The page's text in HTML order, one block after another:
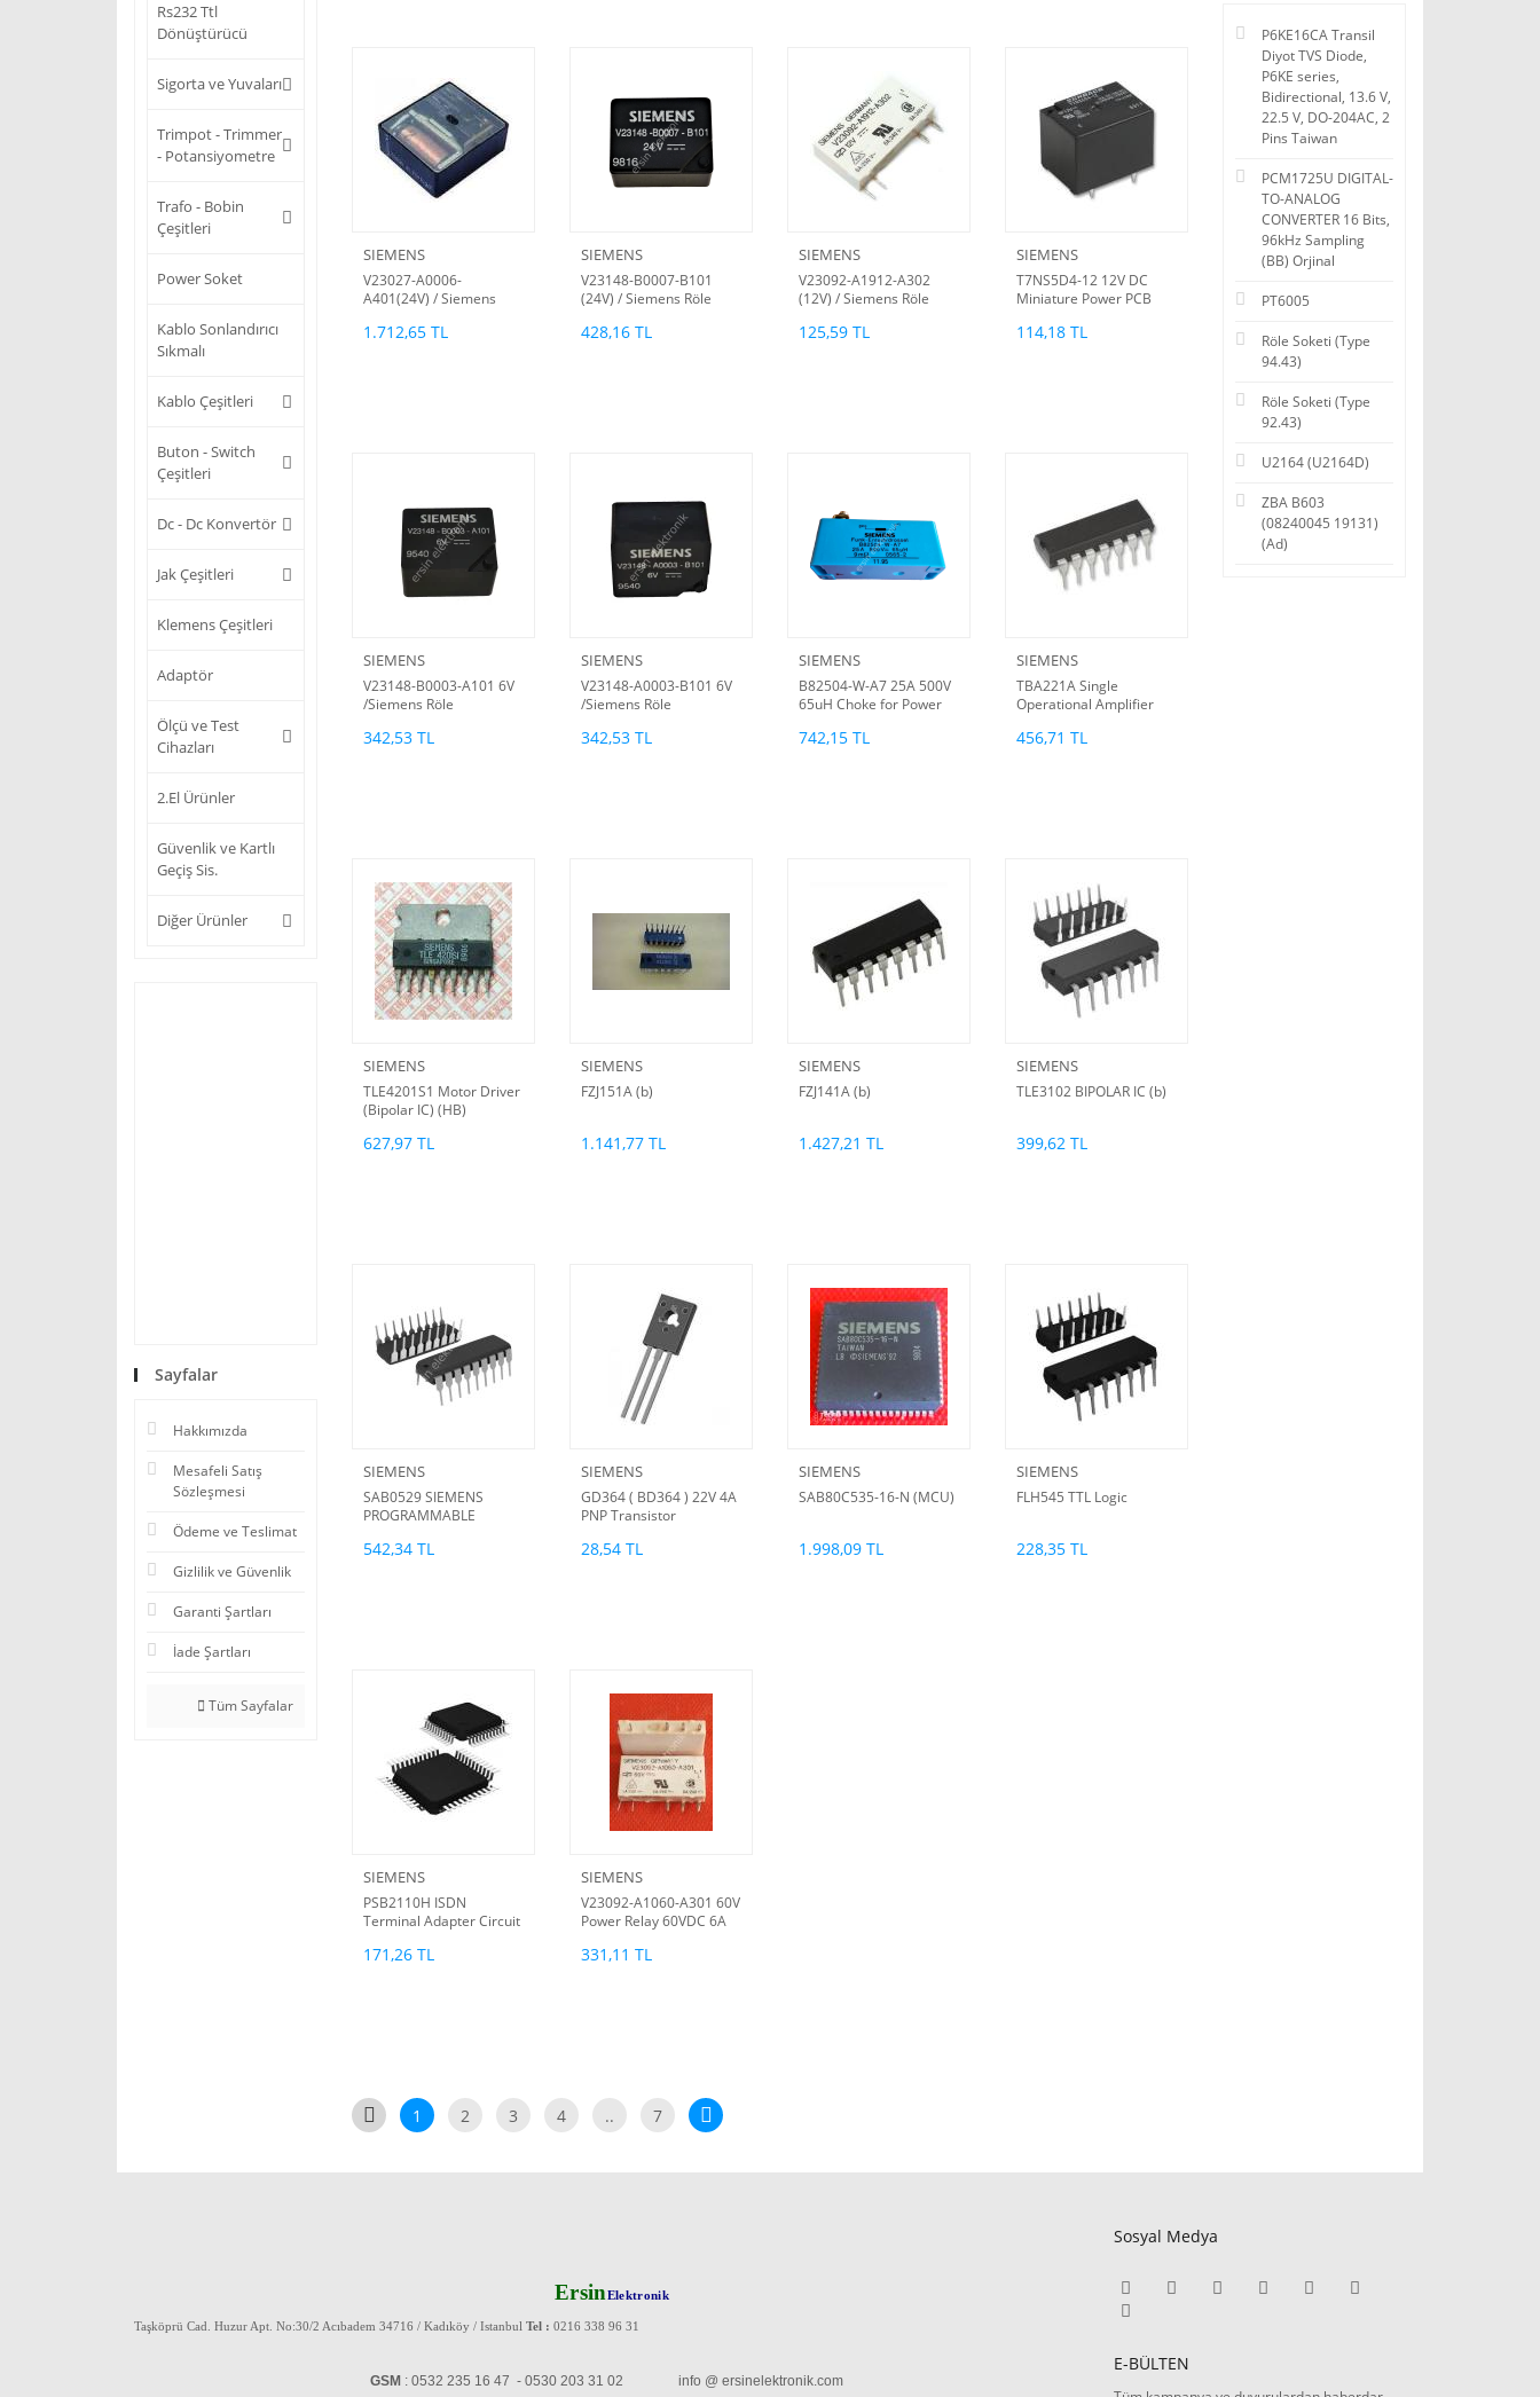
Rs232 Ttl
Dönüştürücü
Sigorta ve Yuvaları
Trimpot - Trimmer
- Potansiyometre
Trafo - Bobin
Çeşitleri
Power Soket
Kablo Sonlandırıcı
Sıkmalı
Kablo Çeşitleri
Buton - Switch
Çeşitleri
Dc - Dc Konvertör
Jak Çeşitleri
Klemens Çeşitleri
Adaptör
Ölçü ve Test
Cihazları
2.El Ürünler
Güvenlik ve Kartlı
Geçiş Sis.
Diğer Ürünler
Sayfalar
Hakkımızda
Mesafeli Satış
Sözleşmesi
Ödeme ve Teslimat
Gizlilik ve Güvenlik
Garanti Şartları
İade Şartları
Tüm Sayfalar
SIEMENS
V23027-A0006-
A401(24V) / Siemens
1.712,65 TL
SIEMENS
V23148-B0007-B101
(24V) / Siemens Röle
428,16 TL
SIEMENS
V23092-A1912-A302
(12V) / Siemens Röle
125,59 TL
SIEMENS
T7NS5D4-12 12V DC
Miniature Power PCB
114,18 TL
SIEMENS
V23148-B0003-A101 6V
/Siemens Röle
342,53 TL
SIEMENS
V23148-A0003-B101 6V
/Siemens Röle
342,53 TL
SIEMENS
B82504-W-A7 25A 500V
65uH Choke for Power
742,15 TL
SIEMENS
TBA221A Single
Operational Amplifier
456,71 TL
SIEMENS
TLE4201S1 Motor Driver
(Bipolar IC) (HB)
627,97 TL
SIEMENS
FZJ151A (b)
1.141,77 TL
SIEMENS
FZJ141A (b)
1.427,21 TL
SIEMENS
TLE3102 BIPOLAR IC (b)
399,62 TL
SIEMENS
SAB0529 SIEMENS
PROGRAMMABLE
542,34 TL
SIEMENS
GD364 ( BD364 ) 22V 4A
PNP Transistor
28,54 TL
SIEMENS
SAB80C535-16-N (MCU)
1.998,09 TL
SIEMENS
FLH545 TTL Logic
228,35 TL
SIEMENS
PSB2110H ISDN
Terminal Adapter Circuit
171,26 TL
SIEMENS
V23092-A1060-A301 60V
Power Relay 60VDC 6A
331,11 TL
1 2 3 4 .. 7
P6KE16CA Transil
Diyot TVS Diode,
P6KE series,
Bidirectional, 13.6 V,
22.5 V, DO-204AC, 2
Pins Taiwan
PCM1725U DIGITAL-
TO-ANALOG
CONVERTER 16 Bits,
96kHz Sampling
(BB) Orjinal
PT6005
Röle Soketi (Type
94.43)
Röle Soketi (Type
92.43)
U2164 (U2164D)
ZBA B603
(08240045 19131)
(Ad)
ErsinElektronik
Taşköprü Cad. Huzur Apt. No:30/2 Acıbadem 34716 / Kadıköy / Istanbul Tel : 0216 338 96 31
GSM : 0532 235 16 47 - 0530 203 31 02 info @ ersinelektronik.com
Sosyal Medya
E-BÜLTEN